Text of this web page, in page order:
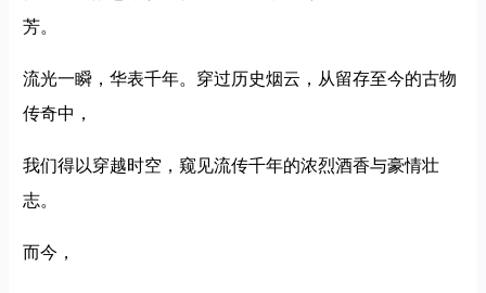
芳。
流光一瞬，华表千年。穿过历史烟云，从留存至今的古物
传奇中，
我们得以穿越时空，窥见流传千年的浓烈酒香与豪情壮
志。
而今，